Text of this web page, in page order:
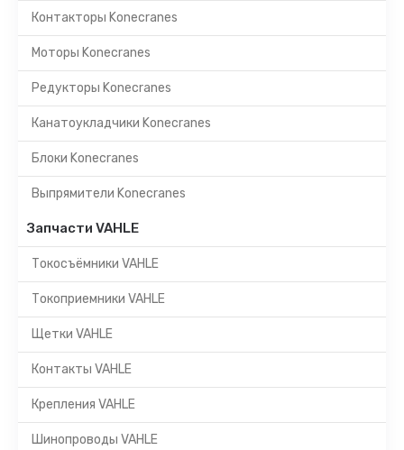
Контакторы Konecranes
Моторы Konecranes
Редукторы Konecranes
Канатоукладчики Konecranes
Блоки Konecranes
Выпрямители Konecranes
Запчасти VAHLE
Токосъёмники VAHLE
Токоприемники VAHLE
Щетки VAHLE
Контакты VAHLE
Крепления VAHLE
Шинопроводы VAHLE